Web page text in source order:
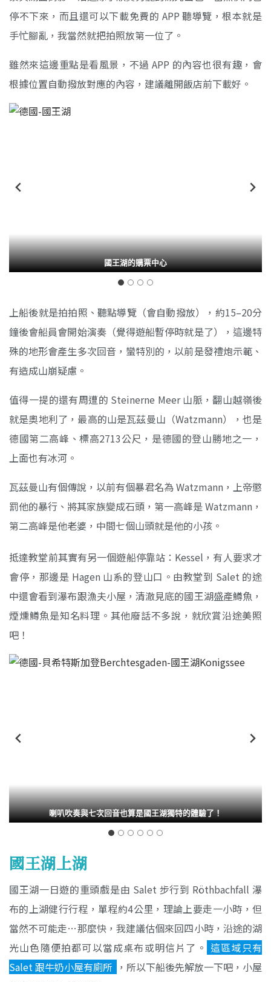
停不下來，而且還可以下載免費的 APP 聽導覽，根本就是
手忙腳亂，我當然就把拍照放第一位了。
雖然來這邊重點是看風景，不過 APP 的內容也很有趣，會
根據位置自動撥放對應的內容，建議離開飯店前下載好。
國王湖的購票中心
上船後就是拍拍照、聽點導覽（會自動撥放），約15–20分
鐘後會船員會開始演奏（覺得遊船暫停時就是了），這邊特
殊的地形會產生多次回音，蠻特別的，以前是發禮炮示範、
有造成山崩疑慮。
值得一提的還有周遭的 Steinerne Meer 山脈，翻山越嶺後
就是奧地利了，最高的山是瓦茲曼山（Watzmann），也是
德國第二高峰、標高2713公尺，是德國的登山勝地之一，
上面也有冰河。
瓦茲曼山有個傳說，以前有個暴君名為 Watzmann，上帝懲
罰他的暴行、將其家族變成石頭，第一高峰是 Watzmann，
第二高峰是他老婆，中間七個山頭就是他的小孩。
抵達教堂前其實有另一個遊船停靠站：Kessel，有人要求才
會停，那邊是 Hagen 山系的登山口。由教堂到 Salet 的途
中還會看到瀑布跟漁夫小屋，清澈見底的國王湖盛產鱒魚，
煙燻鱒魚是知名料理。其他廢話不多說，就欣賞沿途美照
吧！
喇叭吹奏與七次回音也算是國王湖獨特的體驗了！
國王湖上湖
國王湖一日遊的重頭戲是由 Salet 步行到 Röthbachfall 瀑
布的上湖健行行程，單程約4公里，理論上要走一小時，但
當然不可能走…那麼快，我建議估個來回四小時，沿途的湖
光山色隨便拍都可以當成桌布或明信片了。 這區域只有
Salet 跟牛奶小屋有廁所 ，所以下船後先解放一下吧，小屋